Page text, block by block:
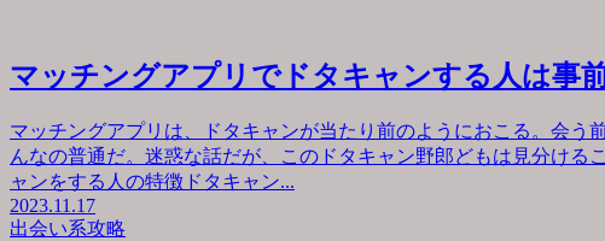
マッチングアプリでドタキャンする人は事
マッチングアプリは、ドタキャンが当たり前のようにおこる。会う
んなの普通だ。迷惑な話だが、このドタキャン野郎どもは見分ける
ャンをする人の特徴ドタキャン...
2023.11.17
出会い系攻略